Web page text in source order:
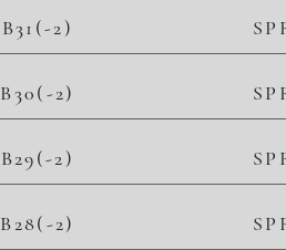
B31(-2)
B30(-2)
B29(-2)
B28(-2)